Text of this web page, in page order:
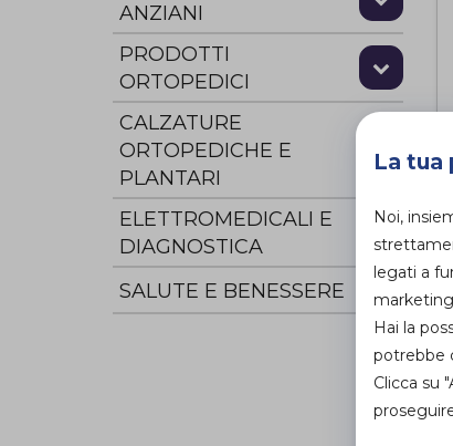
ANZIANI
PRODOTTI
ORTOPEDICI
CALZATURE
ORTOPEDICHE E
PLANTARI
ELETTROMEDICALI E
DIAGNOSTICA
SALUTE E BENESSERE
La tua
Noi,
legati a
Hai la
potrebbe
Clicca su